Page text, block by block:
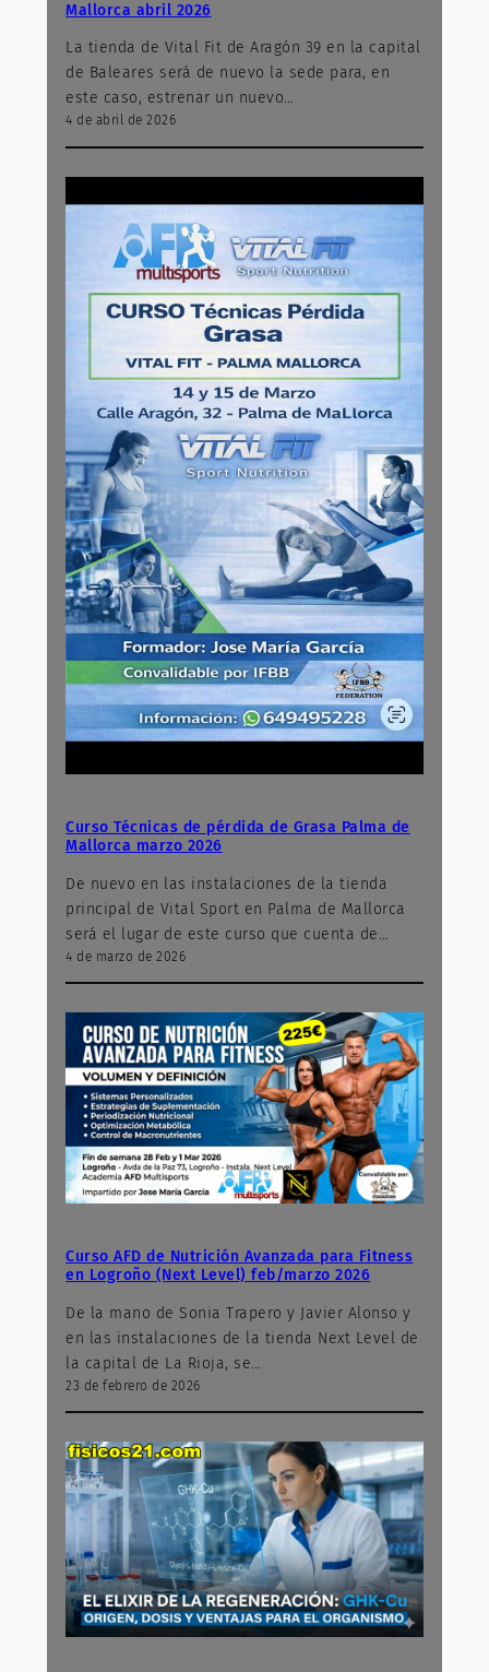
Mallorca abril 2026
La tienda de Vital Fit de Aragón 39 en la capital
de Baleares será de nuevo la sede para, en
este caso, estrenar un nuevo…
4 de abril de 2026
Curso Técnicas de pérdida de Grasa Palma de
Mallorca marzo 2026
De nuevo en las instalaciones de la tienda
principal de Vital Sport en Palma de Mallorca
será el lugar de este curso que cuenta de…
4 de marzo de 2026
Curso AFD de Nutrición Avanzada para Fitness
en Logroño (Next Level) feb/marzo 2026
De la mano de Sonia Trapero y Javier Alonso y
en las instalaciones de la tienda Next Level de
la capital de La Rioja, se…
23 de febrero de 2026